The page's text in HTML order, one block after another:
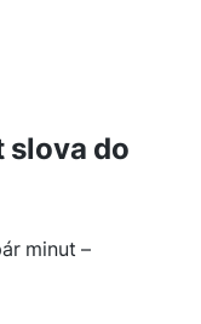
slova do
minut –